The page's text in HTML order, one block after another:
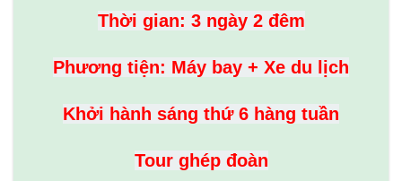
Thời gian: 3 ngày 2 đêm
Phương tiện: Máy bay + Xe du lịch
Khởi hành sáng thứ 6 hàng tuần
Tour ghép đoàn